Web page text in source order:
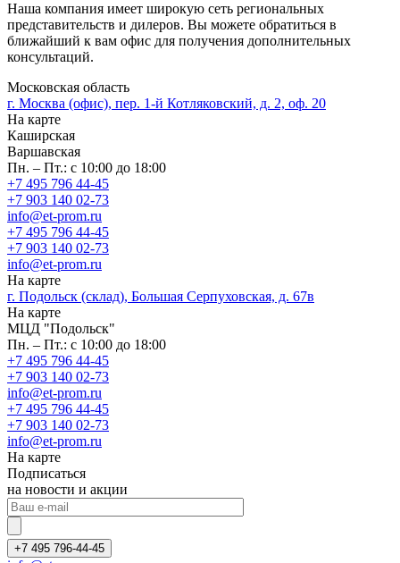
Наша компания имеет широкую сеть региональных
представительств и дилеров. Вы можете обратиться в
ближайший к вам офис для получения дополнительных
консультаций.
Московская область
г. Москва (офис), пер. 1-й Котляковский, д. 2, оф. 20
На карте
Каширская
Варшавская
Пн. – Пт.: с 10:00 до 18:00
+7 495 796 44-45
+7 903 140 02-73
info@et-prom.ru
+7 495 796 44-45
+7 903 140 02-73
info@et-prom.ru
На карте
г. Подольск (склад), Большая Серпуховская, д. 67в
На карте
МЦД "Подольск"
Пн. – Пт.: с 10:00 до 18:00
+7 495 796 44-45
+7 903 140 02-73
info@et-prom.ru
+7 495 796 44-45
+7 903 140 02-73
info@et-prom.ru
На карте
Подписаться
на новости и акции
+7 495 796-44-45